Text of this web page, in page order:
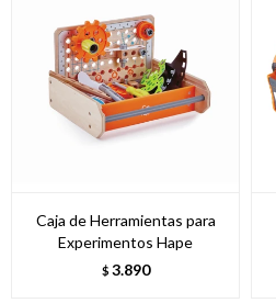
Caja de Herramientas para
Experimentos Hape
$ 3.890